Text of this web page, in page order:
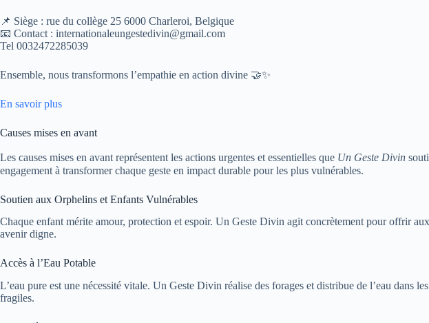
📌 Siège : rue du collège 25 6000 Charleroi, Belgique
📧 Contact : internationaleungestedivin@gmail.com
Tel 0032472285039
Ensemble, nous transformons l’empathie en action divine 🤝✨
En savoir plus
Causes mises en avant
Les causes mises en avant représentent les actions urgentes et essentielles que Un Geste Divin
engagement à transformer chaque geste en impact durable pour les plus vulnérables.
Soutien aux Orphelins et Enfants Vulnérables
Chaque enfant mérite amour, protection et espoir. Un Geste Divin agit concrètement pour offrir
avenir digne.
Accès à l’Eau Potable
L’eau pure est une nécessité vitale. Un Geste Divin réalise des forages et distribue de l’eau dans
fragiles.